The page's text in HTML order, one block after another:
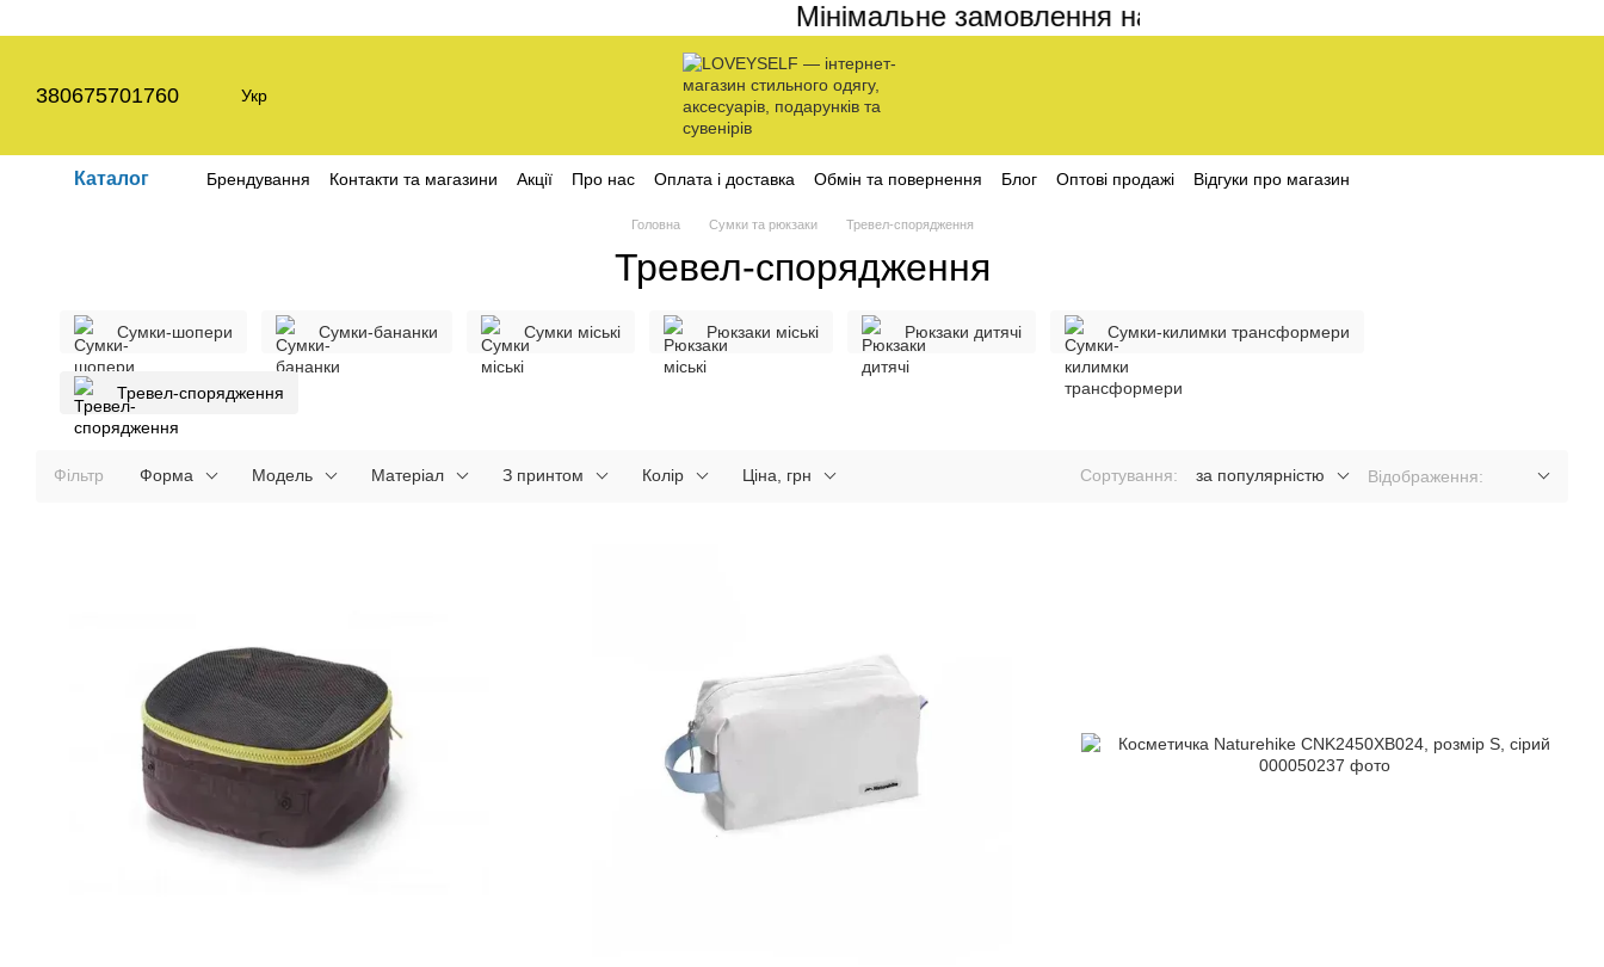
Мінімальне замовлення на сайті становить 200 грн
380675701760 Укр
Каталог Брендування Контакти та магазини Акції Про нас Оплата і доставка Обмін та повернення Блог Оптові продажі
Відгуки про магазин
Головна Сумки та рюкзаки Тревел-спорядження
Тревел-спорядження
Сумки-шопери Сумки-бананки Сумки міські Рюкзаки міські Рюкзаки дитячі Сумки-килимки трансформери
Тревел-спорядження
Фільтр Форма Модель Матеріал З принтом Колір Ціна, грн Сортування: за популярністю Відображення: